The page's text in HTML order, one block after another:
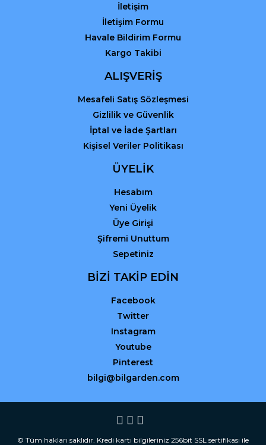
İletişim
İletişim Formu
Havale Bildirim Formu
Kargo Takibi
ALIŞVERİŞ
Mesafeli Satış Sözleşmesi
Gizlilik ve Güvenlik
İptal ve İade Şartları
Kişisel Veriler Politikası
ÜYELİK
Hesabım
Yeni Üyelik
Üye Girişi
Şifremi Unuttum
Sepetiniz
BİZİ TAKİP EDİN
Facebook
Twitter
Instagram
Youtube
Pinterest
bilgi@bilgarden.com
© Tüm hakları saklıdır. Kredi kartı bilgileriniz 256bit SSL sertifikası ile